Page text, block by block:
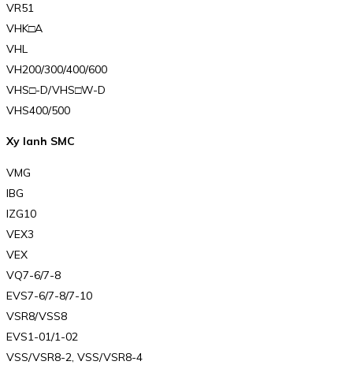
VR51
VHK□A
VHL
VH200/300/400/600
VHS□-D/VHS□W-D
VHS400/500
Xy lanh SMC
VMG
IBG
IZG10
VEX3
VEX
VQ7-6/7-8
EVS7-6/7-8/7-10
VSR8/VSS8
EVS1-01/1-02
VSS/VSR8-2, VSS/VSR8-4